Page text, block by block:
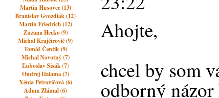
Martin Husovec (13)
Branislav Gvozdiak (12)
Martin Friedrich (12)
Zuzana Hecko (9)
Michal Krajčírovič (9)
Tomáš Čentík (9)
Michal Novotný (7)
Ľuboslav Sisák (7)
Ondrej Halama (7)
Xénia Petrovičová (6)
Adam Zlámal (6)
Ahojte,
chcel by som
odborný